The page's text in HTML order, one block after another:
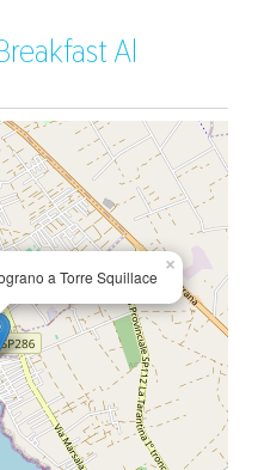
Al
a Torre Squillace ×